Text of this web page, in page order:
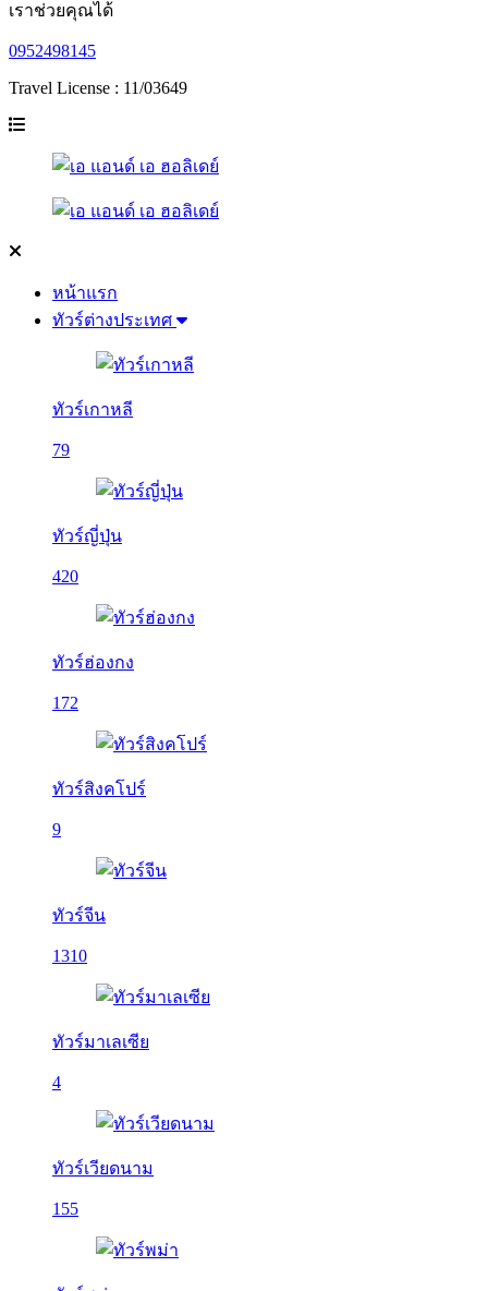
เราช่วยคุณได้
0952498145
Travel License : 11/03649
หน้าแรก
ทัวร์ต่างประเทศ
ทัวร์เกาหลี
79
ทัวร์ญี่ปุ่น
420
ทัวร์ฮ่องกง
172
ทัวร์สิงคโปร์
9
ทัวร์จีน
1310
ทัวร์มาเลเซีย
4
ทัวร์เวียดนาม
155